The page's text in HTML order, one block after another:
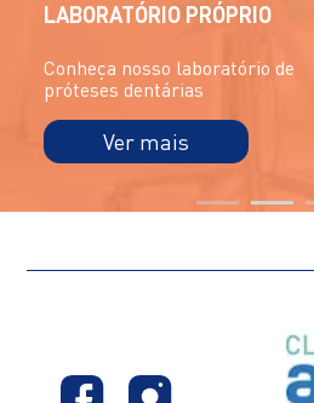
LABORATÓRIO PRÓPRIO
Conheça nosso laboratório de
próteses dentárias
Ver mais